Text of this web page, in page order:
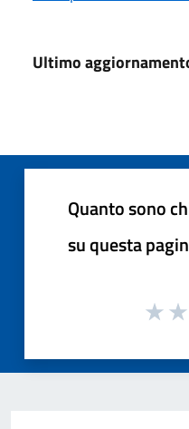
Ultimo
Quanto sono
su questa